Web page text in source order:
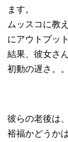
ます。
ムッスコに教
にアウトプッ
結果、彼女さ
初動の遅さ。
彼らの老後は
裕福かどうか